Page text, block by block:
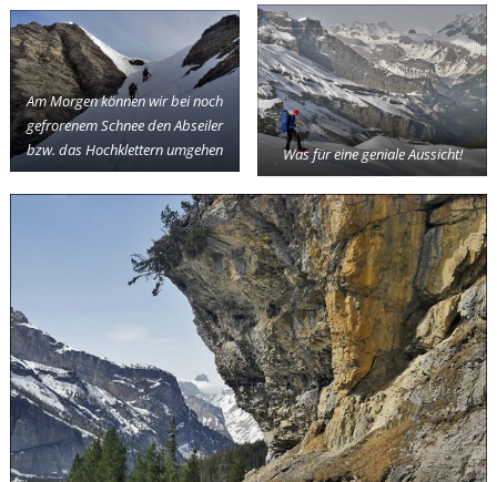
Am Morgen können wir bei noch
gefrorenem Schnee den Abseiler
bzw. das Hochklettern umgehen
Was für eine geniale Aussicht!